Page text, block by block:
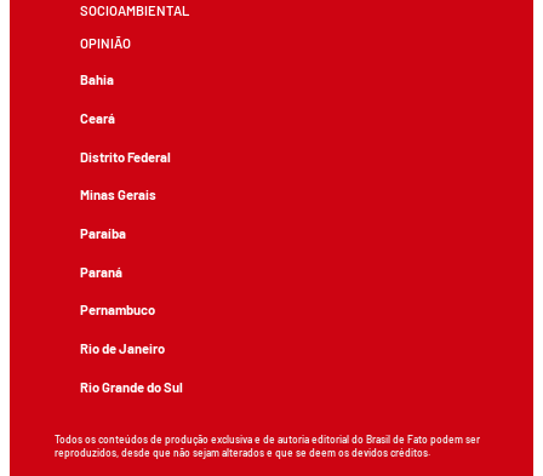
SOCIOAMBIENTAL
OPINIÃO
Bahia
Ceará
Distrito Federal
Minas Gerais
Paraíba
Paraná
Pernambuco
Rio de Janeiro
Rio Grande do Sul
Todos os conteúdos de produção exclusiva e de autoria editorial do Brasil de Fato podem ser
reproduzidos, desde que não sejam alterados e que se deem os devidos créditos.